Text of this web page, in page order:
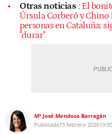
Otras noticias : El
Úrsula Corberó y
personas en Cataluña:
"durar"
Mª José Mendoza Barragán
Publicada15 febrero 2026